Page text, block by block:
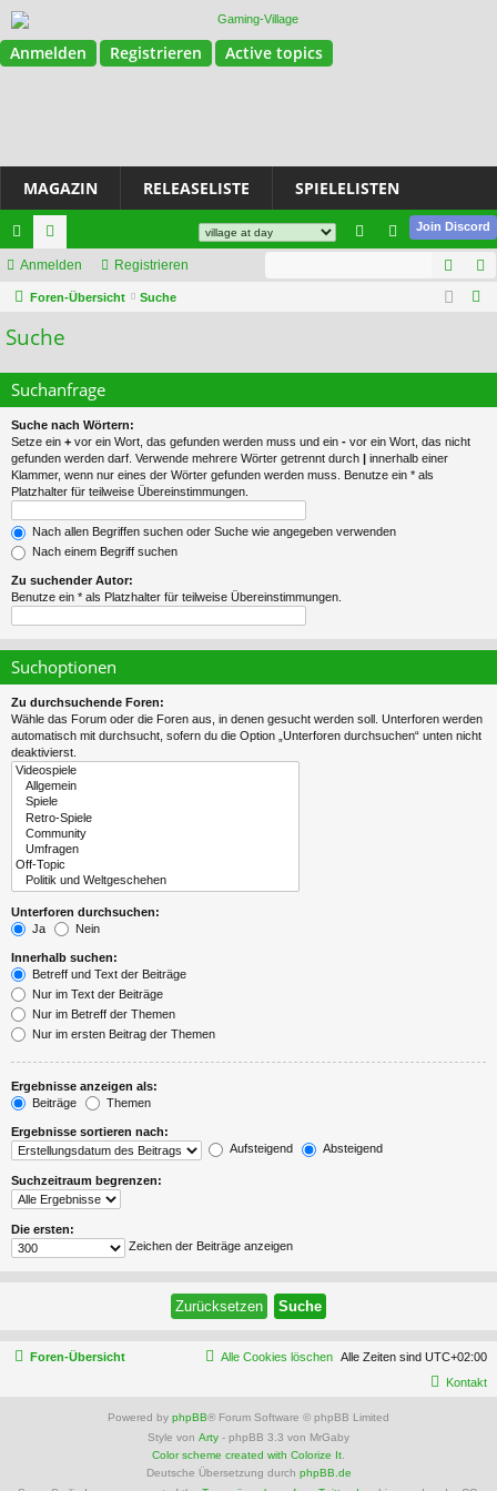
Anmelden Registrieren Active topics
MAGAZIN RELEASELISTE SPIELELISTEN
ch
ne
llz
riff
or
en
Join Discord
Anmelden Registrieren
Foren-Übersicht Suche
Suche
Suchanfrage
Suche nach Wörtern:
Setze ein + vor ein Wort, das gefunden werden muss und ein - vor ein Wort, das nicht
gefunden werden darf. Verwende mehrere Wörter getrennt durch | innerhalb einer
Klammer, wenn nur eines der Wörter gefunden werden muss. Benutze ein * als
Platzhalter für teilweise Übereinstimmungen.
Nach allen Begriffen suchen oder Suche wie angegeben verwenden
Nach einem Begriff suchen
Zu suchender Autor:
Benutze ein * als Platzhalter für teilweise Übereinstimmungen.
Suchoptionen
Zu durchsuchende Foren:
Wähle das Forum oder die Foren aus, in denen gesucht werden soll. Unterforen werden
automatisch mit durchsucht, sofern du die Option „Unterforen durchsuchen“ unten nicht
deaktivierst.
Unterforen durchsuchen:
Ja
Nein
Innerhalb suchen:
Betreff und Text der Beiträge
Nur im Text der Beiträge
Nur im Betreff der Themen
Nur im ersten Beitrag der Themen
Ergebnisse anzeigen als:
Beiträge
Themen
Ergebnisse sortieren nach:
Aufsteigend
Absteigend
Suchzeitraum begrenzen:
Die ersten:
Zeichen der Beiträge anzeigen
Foren-Übersicht Alle Zeiten sind UTC+02:00
Alle Cookies löschen
Kontakt
Powered by phpBB® Forum Software © phpBB Limited
Style von Arty - phpBB 3.3 von MrGaby
Color scheme created with Colorize It
Deutsche Übersetzung durch phpBB.de